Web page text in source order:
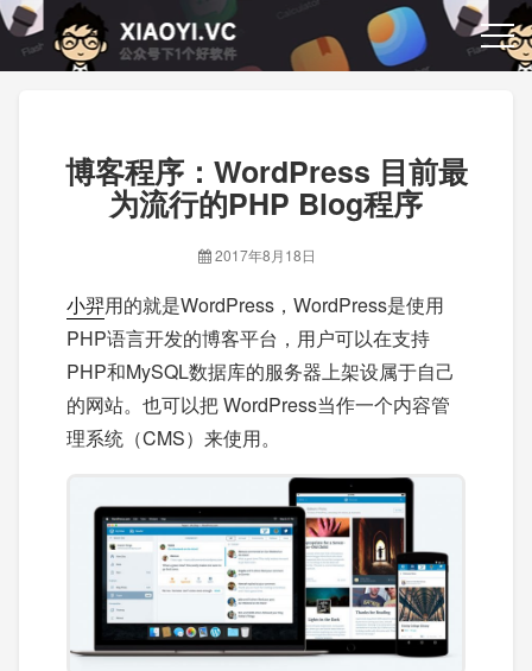
博客程序：WordPress 目前最
为流行的PHP Blog程序
2017年8月18日
小羿用的就是WordPress，WordPress是使用
PHP语言开发的博客平台，用户可以在支持
PHP和MySQL数据库的服务器上架设属于自己
的网站。也可以把 WordPress当作一个内容管
理系统（CMS）来使用。